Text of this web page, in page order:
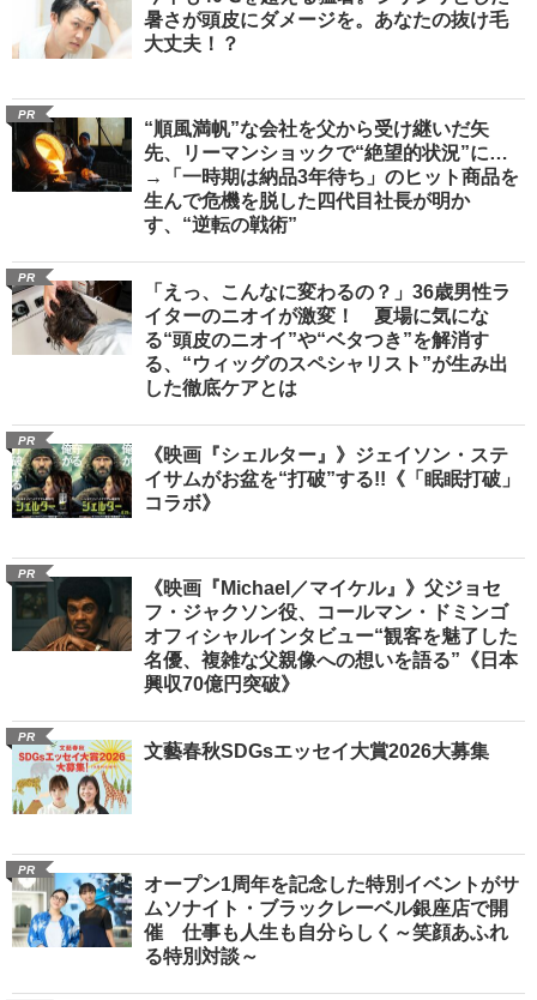
暑さが頭皮にダメージを。あなたの抜け毛
大丈夫！？
PR
“順風満帆”な会社を父から受け継いだ矢
先、リーマンショックで“絶望的状況”に…
→「一時期は納品3年待ち」のヒット商品を
生んで危機を脱した四代目社長が明か
す、“逆転の戦術”
PR
「えっ、こんなに変わるの？」36歳男性ラ
イターのニオイが激変！ 夏場に気にな
る“頭皮のニオイ”や“ベタつき”を解消す
る、“ウィッグのスペシャリスト”が生み出
した徹底ケアとは
PR
《映画『シェルター』》ジェイソン・ステ
イサムがお盆を“打破”する!!《「眠眠打破」
コラボ》
PR
《映画『Michael／マイケル』》父ジョセ
フ・ジャクソン役、コールマン・ドミンゴ
オフィシャルインタビュー“観客を魅了した
名優、複雑な父親像への想いを語る”《日本
興収70億円突破》
PR
文藝春秋SDGsエッセイ大賞2026大募集
PR
オープン1周年を記念した特別イベントがサ
ムソナイト・ブラックレーベル銀座店で開
催 仕事も人生も自分らしく～笑顔あふれ
る特別対談～